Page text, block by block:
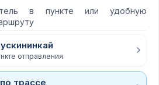
в пункте или удобную
отправления
трассе